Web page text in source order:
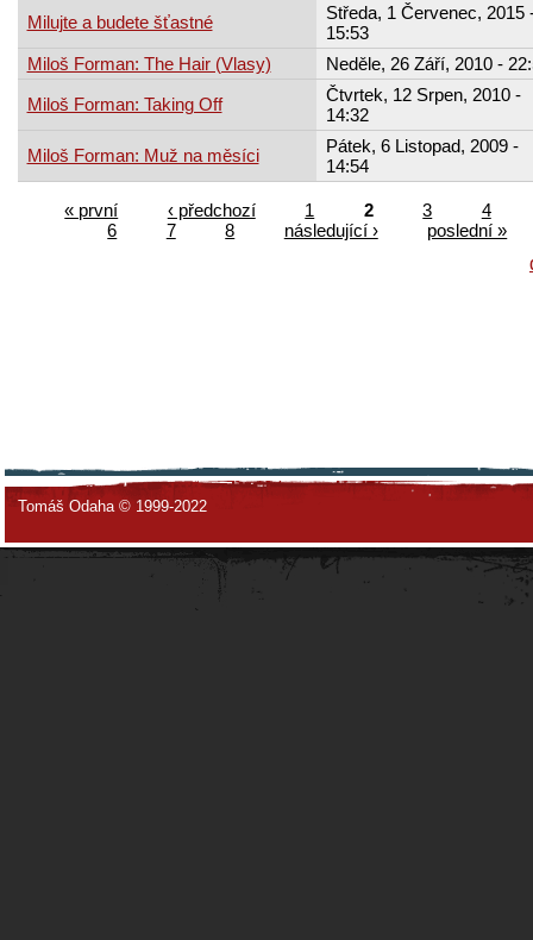
Milujte a budete šťastné
Středa, 1 Červenec, 2015
15:53
Miloš Forman: The Hair (Vlasy)
Neděle, 26 Září, 2010 -
Miloš Forman: Taking Off
Čtvrtek, 12 Srpen, 2010 -
14:32
Miloš Forman: Muž na měsíci
Pátek, 6 Listopad, 2009 -
14:54
« první ‹ předchozí 1 2 3
4
6
7 8 následující ›
poslední »
Tomáš Odaha © 1999-2022